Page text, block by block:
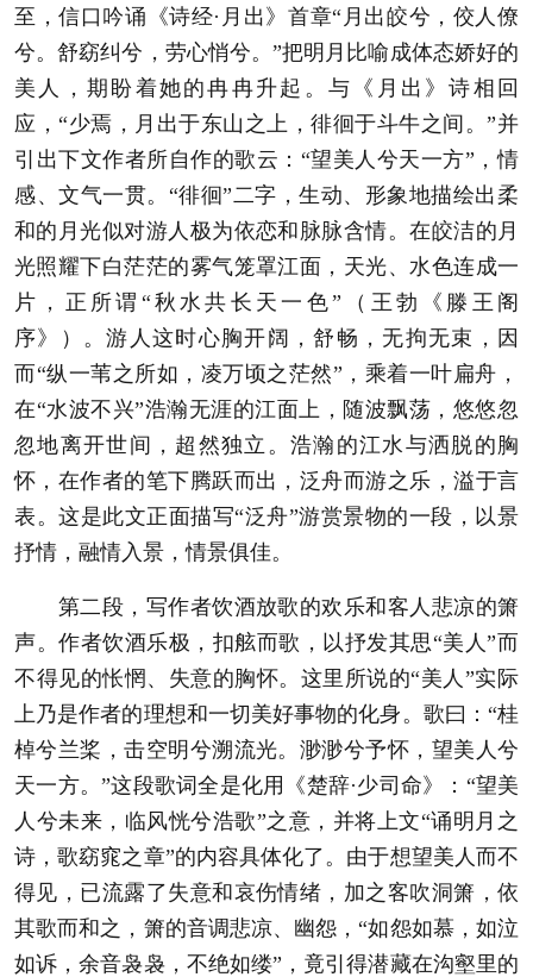
至，信口吟诵《诗经·月出》首章“月出皎兮，佼人僚
兮。舒窈纠兮，劳心悄兮。”把明月比喻成体态娇好的
美人，期盼着她的冉冉升起。与《月出》诗相回
应，“少焉，月出于东山之上，徘徊于斗牛之间。”并
引出下文作者所自作的歌云：“望美人兮天一方”，情
感、文气一贯。“徘徊”二字，生动、形象地描绘出柔
和的月光似对游人极为依恋和脉脉含情。在皎洁的月
光照耀下白茫茫的雾气笼罩江面，天光、水色连成一
片，正所谓“秋水共长天一色”（王勃《滕王阁
序》）。游人这时心胸开阔，舒畅，无拘无束，因
而“纵一苇之所如，凌万顷之茫然”，乘着一叶扁舟，
在“水波不兴”浩瀚无涯的江面上，随波飘荡，悠悠忽
忽地离开世间，超然独立。浩瀚的江水与洒脱的胸
怀，在作者的笔下腾跃而出，泛舟而游之乐，溢于言
表。这是此文正面描写“泛舟”游赏景物的一段，以景
抒情，融情入景，情景俱佳。
第二段，写作者饮酒放歌的欢乐和客人悲凉的箫
声。作者饮酒乐极，扣舷而歌，以抒发其思“美人”而
不得见的怅惘、失意的胸怀。这里所说的“美人”实际
上乃是作者的理想和一切美好事物的化身。歌曰：“桂
棹兮兰桨，击空明兮溯流光。渺渺兮予怀，望美人兮
天一方。”这段歌词全是化用《楚辞·少司命》：“望美
人兮未来，临风恍兮浩歌”之意，并将上文“诵明月之
诗，歌窈窕之章”的内容具体化了。由于想望美人而不
得见，已流露了失意和哀伤情绪，加之客吹洞箫，依
其歌而和之，箫的音调悲凉、幽怨，“如怨如慕，如泣
如诉，余音袅袅，不绝如缕”，竟引得潜藏在沟壑里的